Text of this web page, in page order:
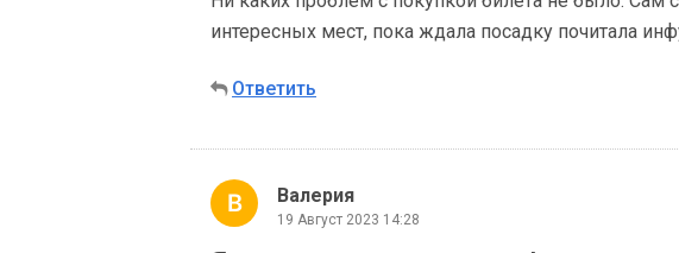
интересных мест, пока ждала посадку почитала
Ответить
Валерия
19 Август 2023 14:28